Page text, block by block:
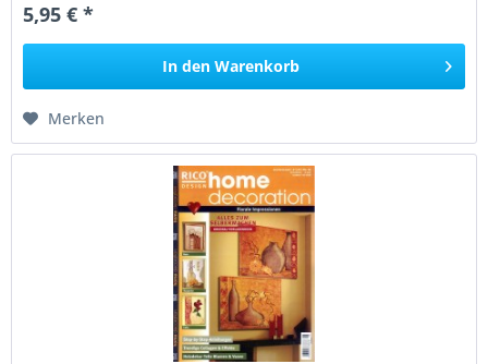
5,95 € *
In den Warenkorb
Merken